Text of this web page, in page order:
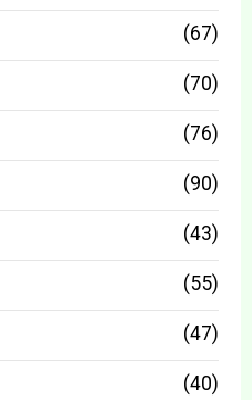
(67)
(70)
(76)
(90)
(43)
(55)
(47)
(40)